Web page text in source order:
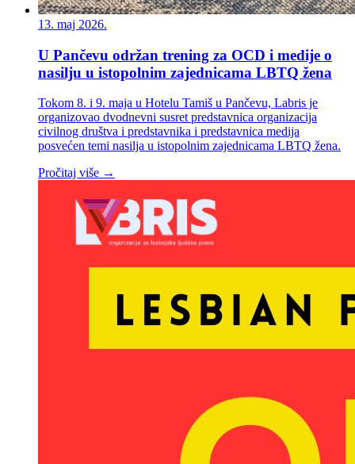
13. maj 2026.
U Pančevu održan trening za OCD i medije o
nasilju u istopolnim zajednicama LBTQ žena
Tokom 8. i 9. maja u Hotelu Tamiš u Pančevu, Labris je
organizovao dvodnevni susret predstavnica organizacija
civilnog društva i predstavnika i predstavnica medija
posvećen temi nasilja u istopolnim zajednicama LBTQ žena.
Pročitaj više →